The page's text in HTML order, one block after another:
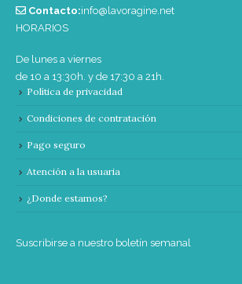
Contacto:info@lavoragine.net
HORARIOS
De lunes a viernes
de 10 a 13:30h. y de 17:30 a 21h.
Política de privacidad
Condiciones de contratación
Pago seguro
Atención a la usuaria
¿Donde estamos?
Suscribirse a nuestro boletín semanal